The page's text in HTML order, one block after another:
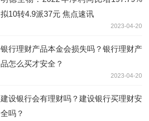
拟10转4.9派37元 焦点速讯
2023-04-20
银行理财产品本金会损失吗？银行理财产
品怎么买才安全？
2023-04-20
建设银行会有理财吗？建设银行买理财安
全吗？